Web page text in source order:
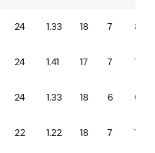
24 1.33 18 7 8
24 1.41 17 7 7
24 1.33 18 6 6
22 1.22 18 7 10